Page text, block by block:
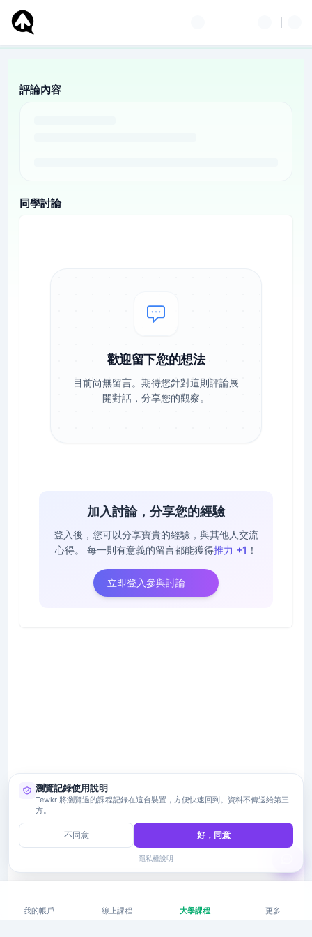
評論內容
同學討論
歡迎留下您的想法
目前尚無留言。期待您針對這則評論展
開對話，分享您的觀察。
加入討論，分享您的經驗
登入後，您可以分享寶貴的經驗，與其他人交流
心得。
每一則有意義的留言都能獲得推力 +1 ！
立即登入參與討論
我的帳戶 線上課程 大學課程 更多
瀏覽記錄使用說明
Tewkr 將瀏覽過的課程記錄在這台裝置，方便快速回到。資料不傳送給第三
方。
不同意 好，同意
隱私權說明